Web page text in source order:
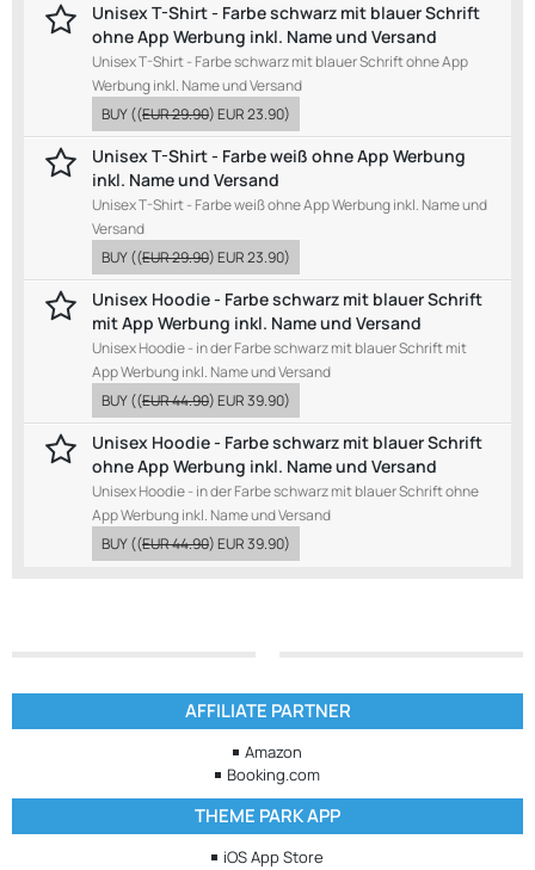
Unisex T-Shirt - Farbe schwarz mit blauer Schrift
ohne App Werbung inkl. Name und Versand
Unisex T-Shirt - Farbe schwarz mit blauer Schrift ohne App
Werbung inkl. Name und Versand
BUY((EUR 29.90)EUR 23.90)
Unisex T-Shirt - Farbe weiß ohne App Werbung
inkl. Name und Versand
Unisex T-Shirt - Farbe weiß ohne App Werbung inkl. Name und
Versand
BUY((EUR 29.90)EUR 23.90)
Unisex Hoodie - Farbe schwarz mit blauer Schrift
mit App Werbung inkl. Name und Versand
Unisex Hoodie - in der Farbe schwarz mit blauer Schrift mit
App Werbung inkl. Name und Versand
BUY((EUR 44.90)EUR 39.90)
Unisex Hoodie - Farbe schwarz mit blauer Schrift
ohne App Werbung inkl. Name und Versand
Unisex Hoodie - in der Farbe schwarz mit blauer Schrift ohne
App Werbung inkl. Name und Versand
BUY((EUR 44.90)EUR 39.90)
AFFILIATE PARTNER
Amazon
Booking.com
THEME PARK APP
iOS App Store